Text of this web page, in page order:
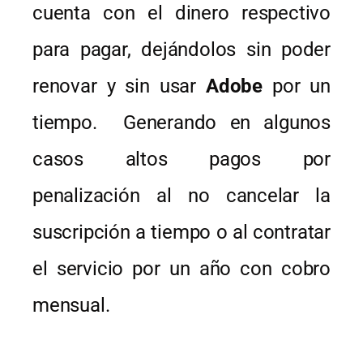
cuenta con el dinero respectivo
para pagar, dejándolos sin poder
renovar y sin usar Adobe por un
tiempo. Generando en algunos
casos altos pagos por
penalización al no cancelar la
suscripción a tiempo o al contratar
el servicio por un año con cobro
mensual.